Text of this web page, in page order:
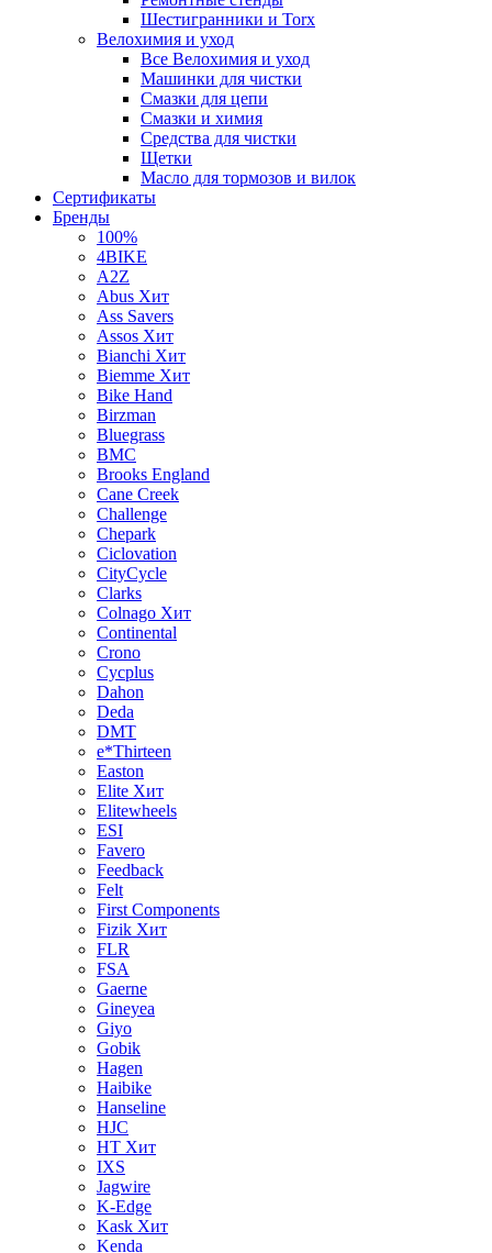
Шестигранники и Torx
Велохимия и уход
Все Велохимия и уход
Машинки для чистки
Смазки для цепи
Смазки и химия
Средства для чистки
Щетки
Масло для тормозов и вилок
Сертификаты
Бренды
100%
4BIKE
A2Z
Abus Хит
Ass Savers
Assos Хит
Bianchi Хит
Biemme Хит
Bike Hand
Birzman
Bluegrass
BMC
Brooks England
Cane Creek
Challenge
Chepark
Ciclovation
CityCycle
Clarks
Colnago Хит
Continental
Crono
Cycplus
Dahon
Deda
DMT
e*Thirteen
Easton
Elite Хит
Elitewheels
ESI
Favero
Feedback
Felt
First Components
Fizik Хит
FLR
FSA
Gaerne
Gineyea
Giyo
Gobik
Hagen
Haibike
Hanseline
HJC
HT Хит
IXS
Jagwire
K-Edge
Kask Хит
Kenda